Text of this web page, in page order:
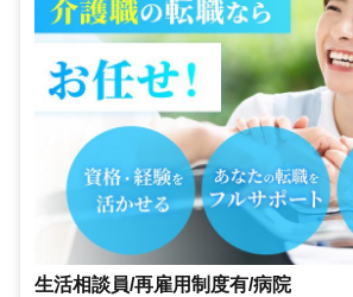
生活相談員/再雇用制度有/病院